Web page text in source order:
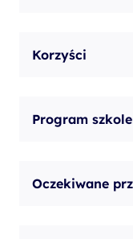
Korzyści
Program
Oczekiwane